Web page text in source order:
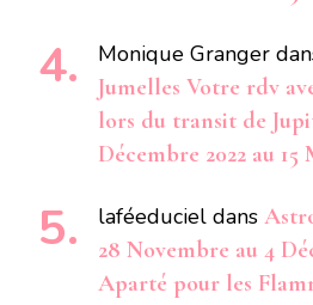
Monique Granger
Jumelles Votre rdv
lors du transit de
Décembre 2022 au 15
laféeduciel dans
28 Novembre au 4
Aparté pour les